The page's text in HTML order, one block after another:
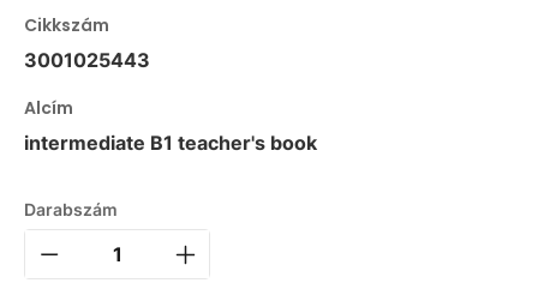
Cikkszám
3001025443
Alcím
intermediate B1 teacher's book
Darabszám